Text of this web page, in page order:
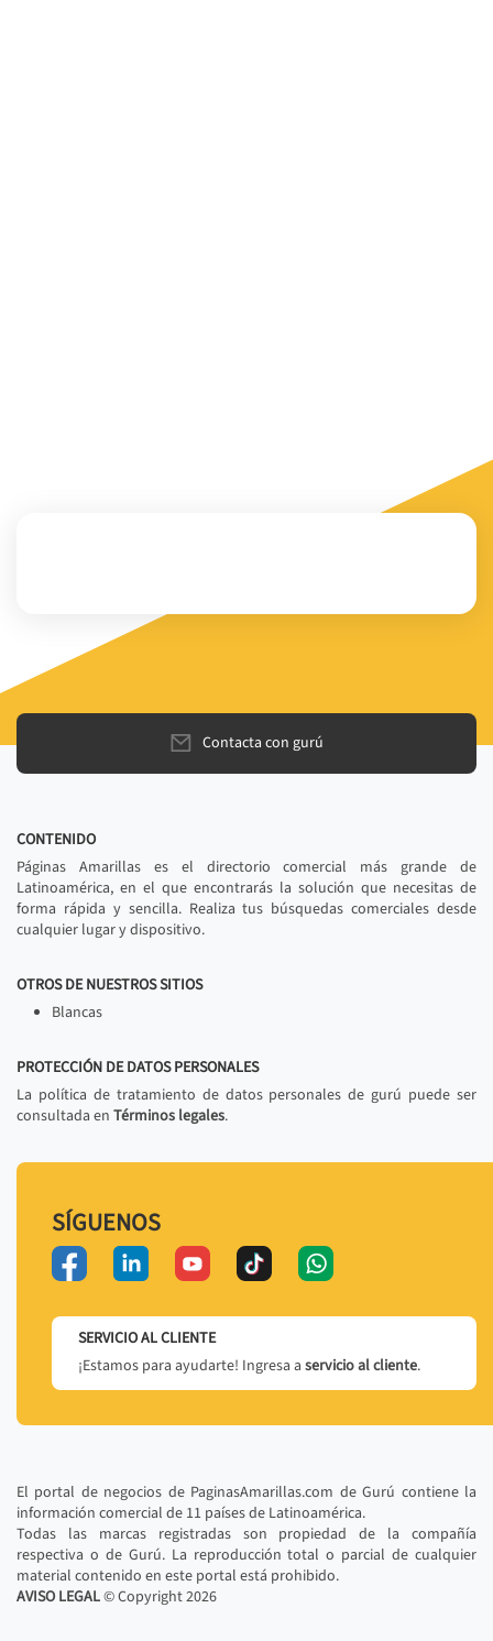
Contacta con gurú
CONTENIDO
Páginas Amarillas es el directorio comercial más grande de
Latinoamérica, en el que encontrarás la solución que necesitas de
forma rápida y sencilla. Realiza tus búsquedas comerciales desde
cualquier lugar y dispositivo.
OTROS DE NUESTROS SITIOS
Blancas
PROTECCIÓN DE DATOS PERSONALES
La política de tratamiento de datos personales de gurú puede ser
consultada en Términos legales.
SÍGUENOS
SERVICIO AL CLIENTE
¡Estamos para ayudarte! Ingresa a servicio al cliente.
El portal de negocios de PaginasAmarillas.com de Gurú contiene la
información comercial de 11 países de Latinoamérica.
Todas las marcas registradas son propiedad de la compañía
respectiva o de Gurú. La reproducción total o parcial de cualquier
material contenido en este portal está prohibido.
AVISO LEGAL© Copyright2026